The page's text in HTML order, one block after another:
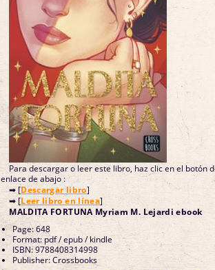
Para descargar o leer este libro, haz clic en el botón
enlace de abajo :
➡ [Descargar libro]
➡ [Leer libro en línea]
MALDITA FORTUNA Myriam M. Lejardi ebook
Page: 648
Format: pdf / epub / kindle
ISBN: 9788408314998
Publisher: Crossbooks